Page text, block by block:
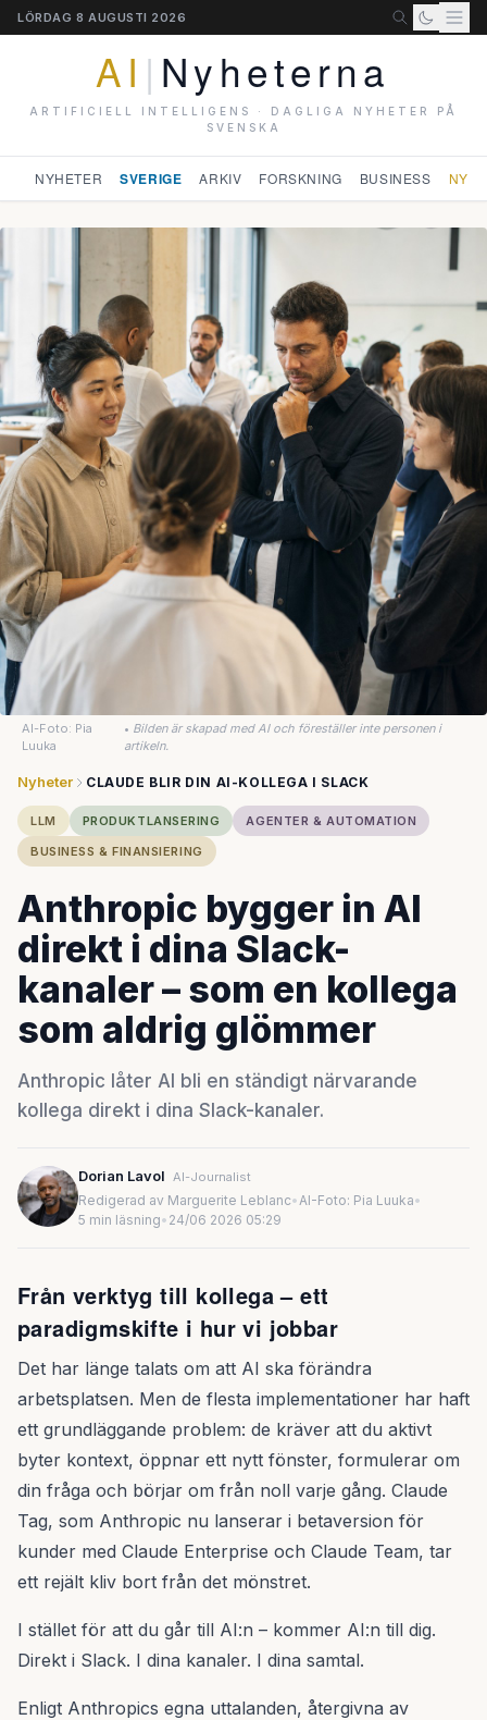
LÖRDAG 8 AUGUSTI 2026
AI | Nyheterna
ARTIFICIELL INTELLIGENS · DAGLIGA NYHETER PÅ
SVENSKA
NYHETER SVERIGE ARKIV FORSKNING BUSINESS
AI-Foto: Pia
Luuka
• Bilden är skapad med AI och föreställer inte personen i
artikeln.
Nyheter CLAUDE BLIR DIN AI-KOLLEGA I SLACK
LLM PRODUKTLANSERING
AGENTER & AUTOMATION
BUSINESS & FINANSIERING
Anthropic bygger in AI
direkt i dina Slack-
kanaler – som en kollega
som aldrig glömmer
Anthropic låter AI bli en ständigt närvarande
kollega direkt i dina Slack-kanaler.
Dorian Lavol AI-Journalist
Redigerad av Marguerite Leblanc•AI-Foto: Pia Luuka•
5 min läsning• 24/06 2026 05:29
Från verktyg till kollega – ett
paradigmskifte i hur vi jobbar
Det har länge talats om att AI ska förändra
arbetsplatsen. Men de flesta implementationer har haft
ett grundläggande problem: de kräver att du aktivt
byter kontext, öppnar ett nytt fönster, formulerar om
din fråga och börjar om från noll varje gång. Claude
Tag, som Anthropic nu lanserar i betaversion för
kunder med Claude Enterprise och Claude Team, tar
ett rejält kliv bort från det mönstret.
I stället för att du går till AI:n – kommer AI:n till dig.
Direkt i Slack. I dina kanaler. I dina samtal.
Enligt Anthropics egna uttalanden, återgivna av